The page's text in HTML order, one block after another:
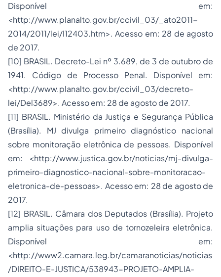
Disponível em:
<http://www.planalto.gov.br/ccivil_03/_ato2011-
2014/2011/lei/l12403.htm>. Acesso em: 28 de agosto
de 2017.
[10] BRASIL. Decreto-Lei nº 3.689, de 3 de outubro de
1941. Código de Processo Penal. Disponível em:
<http://www.planalto.gov.br/ccivil_03/decreto-
lei/Del3689>. Acesso em: 28 de agosto de 2017.
[11] BRASIL. Ministério da Justiça e Segurança Pública
(Brasília). MJ divulga primeiro diagnóstico nacional
sobre monitoração eletrônica de pessoas. Disponível
em: <http://www.justica.gov.br/noticias/mj-divulga-
primeiro-diagnostico-nacional-sobre-monitoracao-
eletronica-de-pessoas>. Acesso em: 28 de agosto de
2017.
[12] BRASIL. Câmara dos Deputados (Brasília). Projeto
amplia situações para uso de tornozeleira eletrônica.
Disponível em:
<http://www2.camara.leg.br/camaranoticias/noticias
/DIREITO-E-JUSTICA/538943-PROJETO-AMPLIA-